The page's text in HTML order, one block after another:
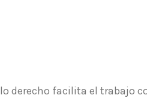
derecho facilita el trabajo